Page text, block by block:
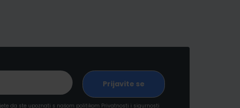
da ste upoznati s našom politikom Privatnosti i sigurnosti